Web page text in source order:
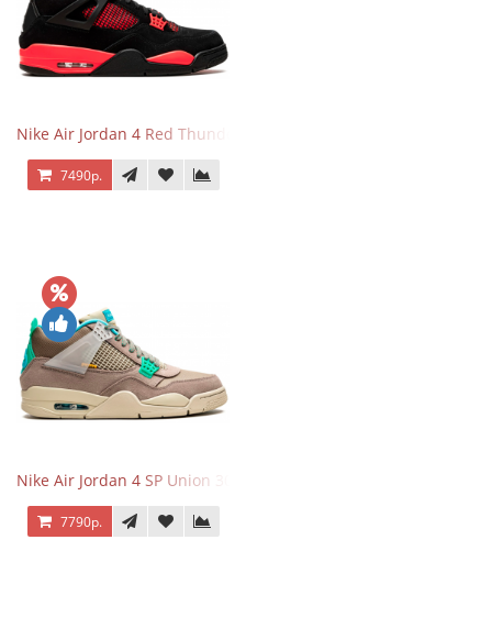
Nike Air Jordan 4 Red Thunder
7490р.
Nike Air Jordan 4 SP Union 30th Anniversary Taupe Haze
7790р.